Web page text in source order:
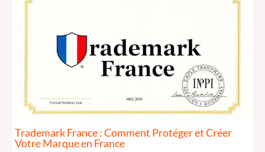
Trademark France : Comment Protéger et Créer
Votre Marque en France